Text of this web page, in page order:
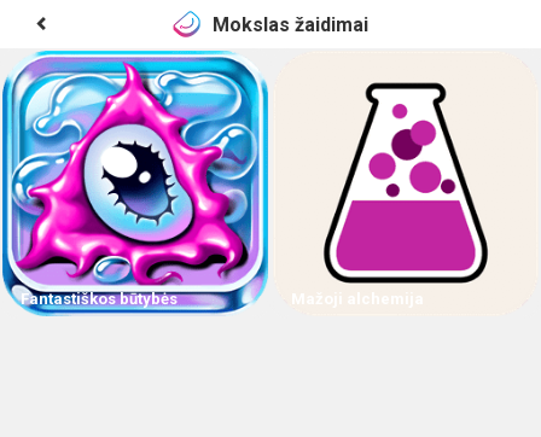
Mokslas žaidimai
Fantastiškos būtybės Mažoji alchemija